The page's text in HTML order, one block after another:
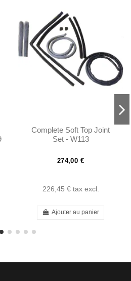
Complete Soft Top Joint
Set - W113
274,00 €
226,45 € tax excl.
Ajouter au panier